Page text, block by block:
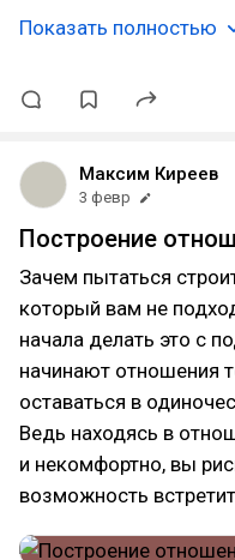
Показать полностью
Максим Киреев
3 февр
Построение
Зачем пытаться
который вам не
начала делать это с
начинают отношения
оставаться в
Ведь находясь в
и некомфортно, вы
возможность